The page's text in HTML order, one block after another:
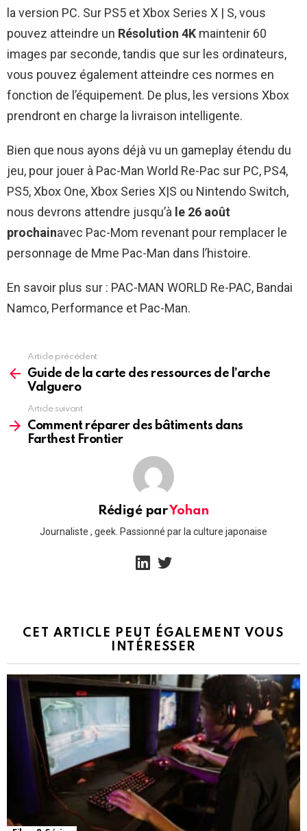
la version PC. Sur PS5 et Xbox Series X | S, vous
pouvez atteindre un Résolution 4K maintenir 60
images par seconde, tandis que sur les ordinateurs,
vous pouvez également atteindre ces normes en
fonction de l’équipement. De plus, les versions Xbox
prendront en charge la livraison intelligente.
Bien que nous ayons déjà vu un gameplay étendu du
jeu, pour jouer à Pac-Man World Re-Pac sur PC, PS4,
PS5, Xbox One, Xbox Series X|S ou Nintendo Switch,
nous devrons attendre jusqu’à le 26 août
prochainavec Pac-Mom revenant pour remplacer le
personnage de Mme Pac-Man dans l’histoire.
En savoir plus sur : PAC-MAN WORLD Re-PAC, Bandai
Namco, Performance et Pac-Man.
more
Article précédent
Guide de la carte des ressources de l’arche
Valguero
Article suivant
Comment réparer des bâtiments dans
Farthest Frontier
Rédigé parYohan
Journaliste , geek. Passionné par la culture japonaise
linkedin
CET ARTICLE PEUT ÉGALEMENT VOUS
INTÉRESSER